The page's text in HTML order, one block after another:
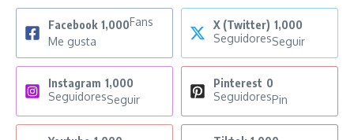
Facebook 1,000Fans
Me gusta
X (Twitter) 1,000
SeguidoresSeguir
Instagram 1,000
SeguidoresSeguir
Pinterest 0
SeguidoresPin